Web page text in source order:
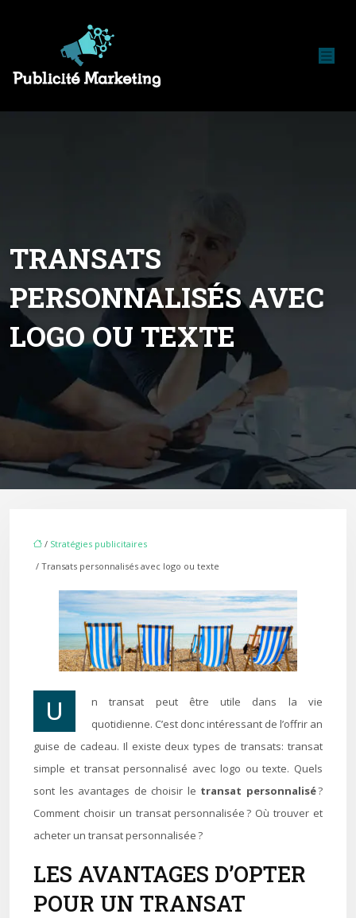
TRANSATS
PERSONNALISÉS AVEC
LOGO OU TEXTE
/ Stratégies publicitaires
/ Transats personnalisés avec logo ou texte
Un transat peut être utile dans la vie
quotidienne. C’est donc intéressant de l’offrir an
guise de cadeau. Il existe deux types de transats: transat
simple et transat personnalisé avec logo ou texte. Quels
sont les avantages de choisir le transat personnalisé?
Comment choisir un transat personnalisée ? Où trouver et
acheter un transat personnalisée ?
LES AVANTAGES D’OPTER
POUR UN TRANSAT